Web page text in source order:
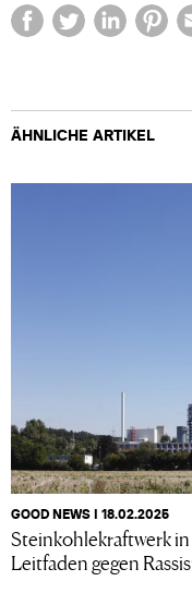
ÄHNLICHE ARTIKEL
GOOD NEWS I 18.02.2025
Steinkohlekraftwerk
Leitfaden gegen